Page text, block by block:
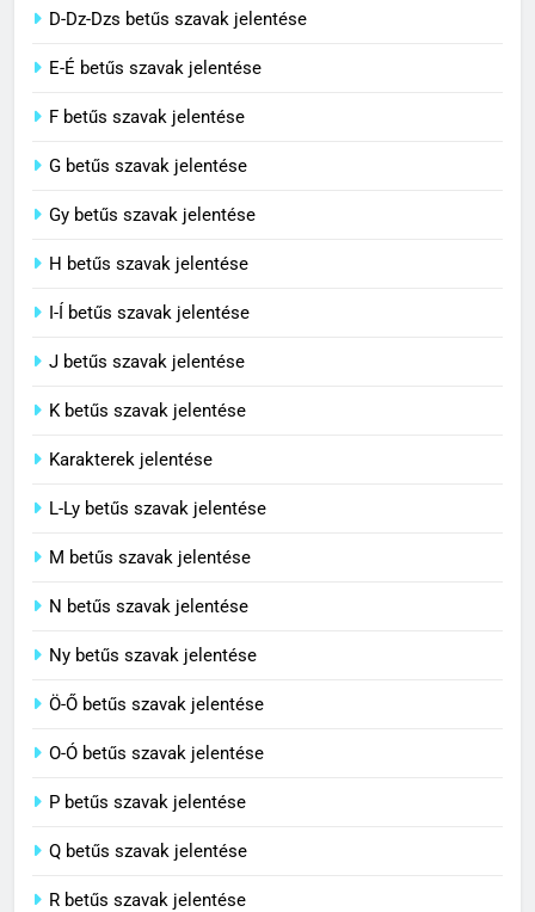
3
4
Contemporary jelentése
5
Célkitűzés jelentése
C BETŰS SZAVAK JELENTÉSE
C BETŰS SZAVAK JELENTÉSE
8
Centenárium jelentése
D-Dz-Dzs betűs szavak jelentése
E-É betűs szavak jelentése
F betűs szavak jelentése
G betűs szavak jelentése
Gy betűs szavak jelentése
H betűs szavak jelentése
I-Í betűs szavak jelentése
J betűs szavak jelentése
K betűs szavak jelentése
Karakterek jelentése
L-Ly betűs szavak jelentése
M betűs szavak jelentése
N betűs szavak jelentése
Ny betűs szavak jelentése
Ö-Ő betűs szavak jelentése
O-Ó betűs szavak jelentése
P betűs szavak jelentése
Q betűs szavak jelentése
R betűs szavak jelentése